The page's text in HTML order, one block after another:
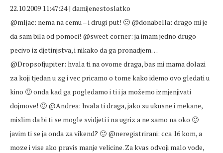
22.10.2009 11:47:24 | damijenestoslatko
@mljac: nema na cemu – i drugi put! 🙂 @donabella: drago mi je
da sam bila od pomoci! @sweet corner: ja imam jedno drugo
pecivo iz djetinjstva, i nikako da ga pronadjem…
@Dropsofjupiter: hvala ti na ovome draga, bas mi mama dolazi
za koji tjedan u zg i vec pricamo o tome kako idemo ovo gledati u
kino 🙂 onda kad ga pogledamo i ti i ja možemo izmjenjivati
dojmove! 🙂 @Andrea: hvala ti draga, jako su ukusne i mekane,
mislim da bi ti se mogle svidjeti i na ugriz a ne samo na oko 🙂
javim ti se ja onda za vikend? 🙂 @neregistrirani: cca 16 kom, a
moze i vise ako pravis manje velicine. Za kvas odvoji malo vode,